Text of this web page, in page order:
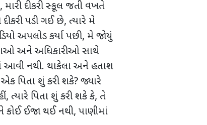
, મારી દીકરી સ્કૂલ જતી વખતે
પડી ગઈ છે, ત્યારે મે
અપલોડ કર્યા પછી, મે જોયું
અને અધિકારીઓ સાથે
આવી નથી. થાકેલા અને હતાશ
એક પિતા શું કરી શકે?જ્યારે
, ત્યારે પિતા શું કરી શકે કે, તે
કોઈ ઈજા થઈ નથી, પાણીમાં